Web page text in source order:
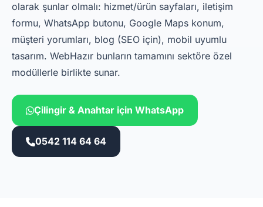
olarak şunlar olmalı: hizmet/ürün sayfaları, iletişim
formu, WhatsApp butonu, Google Maps konum,
müşteri yorumları, blog (SEO için), mobil uyumlu
tasarım. WebHazır bunların tamamını sektöre özel
modüllerle birlikte sunar.
Çilingir & Anahtar için WhatsApp
0542 114 64 64